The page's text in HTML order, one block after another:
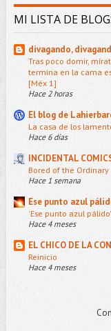
MI LISTA DE
divagando,
Tras poco domir,
termina en la cama
[Méx 1]
Hace 2 horas
El blog de
La casa de los
Hace 6 días
INCIDENTAL
Bored of the Ordinary
Hace 1 semana
Ese punto azul
'Ese punto azul
Hace 4 meses
EL CHICO DE LA
Reinicio
Hace 4 meses